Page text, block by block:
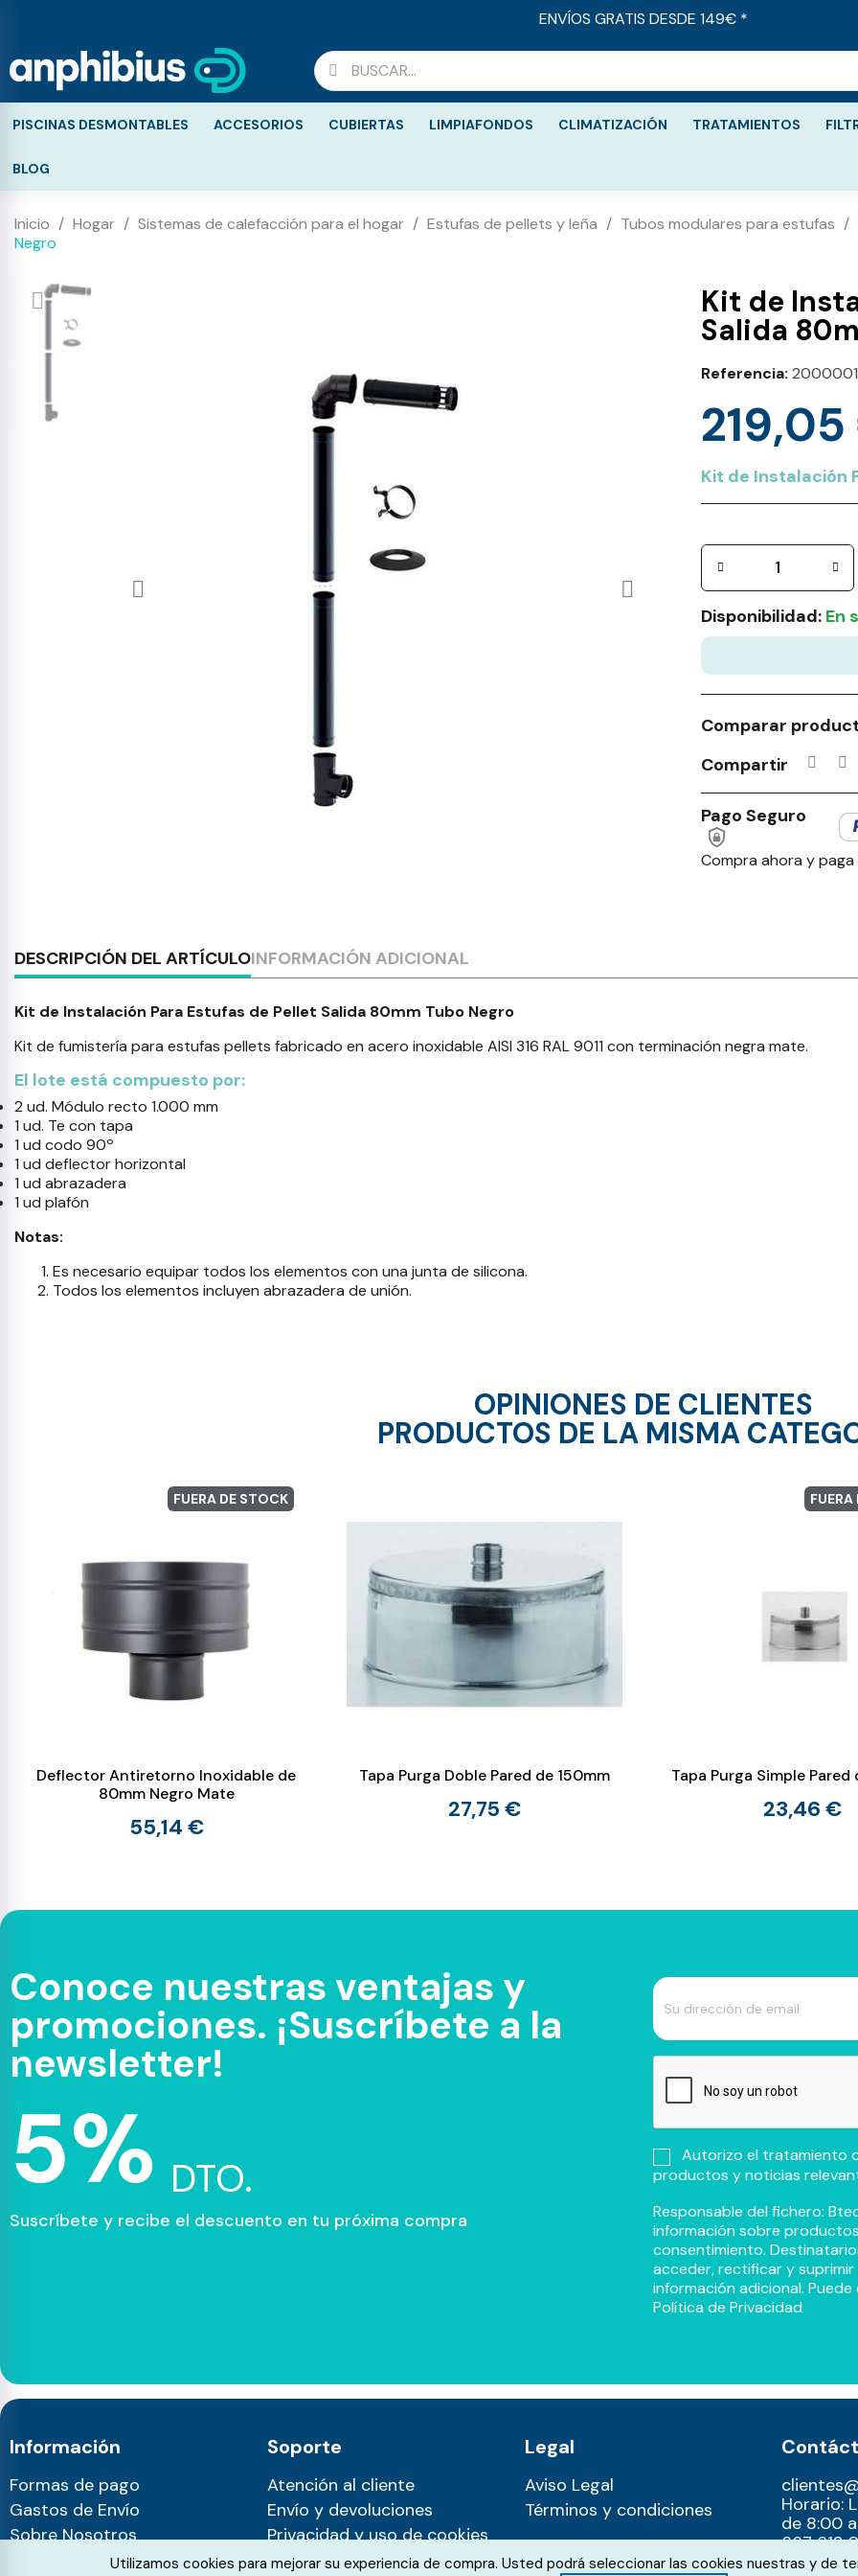
ENVÍOS GRATIS DESDE 149€ *
PISCINAS DESMONTABLES ACCESORIOS CUBIERTAS LIMPIAFONDOS CLIMATIZACIÓN TRATAMIENTOS
BLOG
Inicio Hogar Sistemas de calefacción para el hogar Estufas de pellets y leña Tubos modulares para estufas
Negro
Kit de
Salida
Referencia
Kit de Instalación
Disponibilidad: En
Comparar
Compartir
Pago Seguro
Compra ahora y
DESCRIPCIÓN DEL ARTÍCULOINFORMACIÓN ADICIONAL
Kit de Instalación Para Estufas de Pellet Salida 80mm Tubo Negro
Kit de fumistería para estufas pellets fabricado en acero inoxidable AISI 316 RAL 9011 con terminación negra mate.
El lote está compuesto por:
2 ud. Módulo recto 1.000 mm
1 ud. Te con tapa
1 ud codo 90º
1 ud deflector horizontal
1 ud abrazadera
1 ud plafón
Notas:
Es necesario equipar todos los elementos con una junta de silicona.
Todos los elementos incluyen abrazadera de unión.
OPINIONES DE CLIENTES
PRODUCTOS DE LA MISMA
FUERA DE STOCK
Deflector Antiretorno Inoxidable de
80mm Negro Mate
55,14 €
Tapa Purga Doble Pared de 150mm
27,75 €
Tapa Purga Simple
23,46 €
Conoce nuestras ventajas y
promociones. ¡Suscríbete a la
newsletter!
5% DTO.
Suscríbete y recibe el descuento en tu próxima compra
Autorizo el tratamiento
productos y noticias
Responsable del fichero:
información sobre
consentimiento.
acceder, rectificar y
información adicional.
Política de Privacidad
Información
Formas de pago
Gastos de Envío
Sobre Nosotros
Soporte
Atención al cliente
Envío y devoluciones
Privacidad y uso de cookies
Legal
Aviso Legal
Términos y condiciones
Horario:
de 8:00
667 612
Utilizamos cookies para mejorar su experiencia de compra. Usted podrá seleccionar las cookies nuestras y de